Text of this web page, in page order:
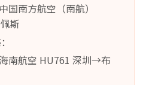
国南方航空（南航）
斯
南航空 HU761 深圳→布